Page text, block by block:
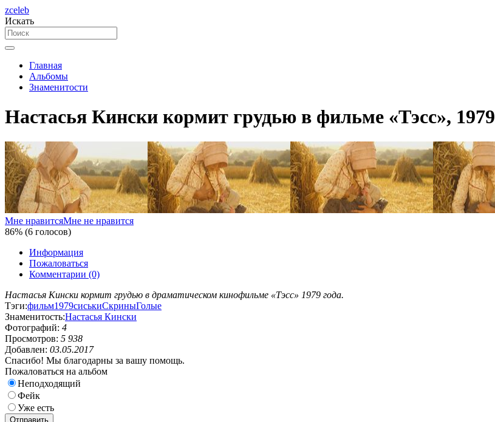
zceleb
Искать
Главная
Альбомы
Знаменитости
Настасья Кински кормит грудью в фильме «Тэсс», 1979
Мне нравитсяМне не нравится
86% (6 голосов)
Информация
Пожаловаться
Комментарии (0)
Настасья Кински кормит грудью в драматическом кинофильме «Тэсс» 1979 года.
Тэги:фильм1979сиськиСкриныГолые
Знаменитость:Настасья Кински
Фотографий: 4
Просмотров: 5 938
Добавлен: 03.05.2017
Спасибо! Мы благодарны за вашу помощь.
Пожаловаться на альбом
Неподходящий
Фейк
Уже есть